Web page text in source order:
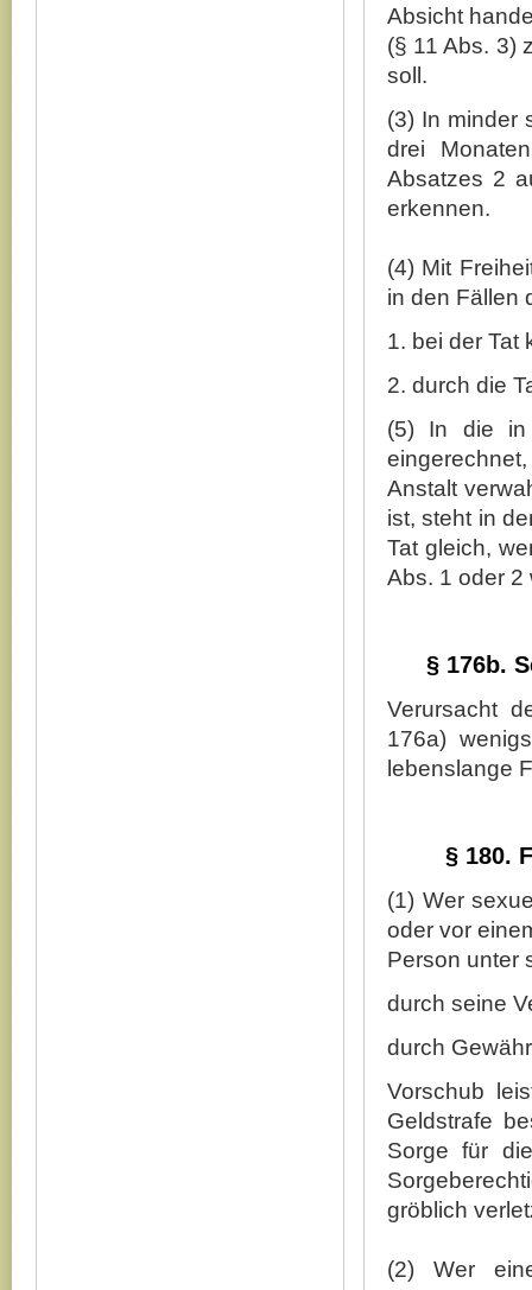
Absicht
(§ 11 Abs. 3)
soll.
(3) In minder
drei
Absatzes 2
erkennen.
(4) Mit
in den Fällen
1. bei der Tat
2. durch die
(5) In die in
Anstalt
ist, steht in
Tat gleich,
Abs. 1 oder 2
§ 176b.
Verursacht
176a)
lebenslange
§ 180.
(1) Wer
oder vor
Person unter
durch seine
durch
Vorschub
Geldstrafe
Sorge für
gröblich
(2) Wer